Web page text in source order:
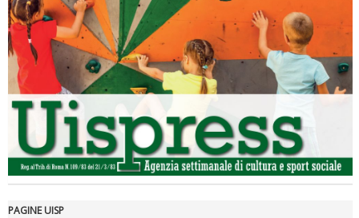
Luglio 2026: "Pensando con i piedi, si possono fare le
rivoluzioni"
PAGINE UISP